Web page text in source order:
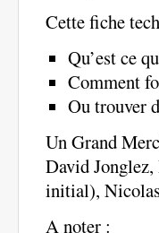
Cette fiche
Qu’est ce
Comment
Ou trouver
Un Grand
David
initial),
A noter :